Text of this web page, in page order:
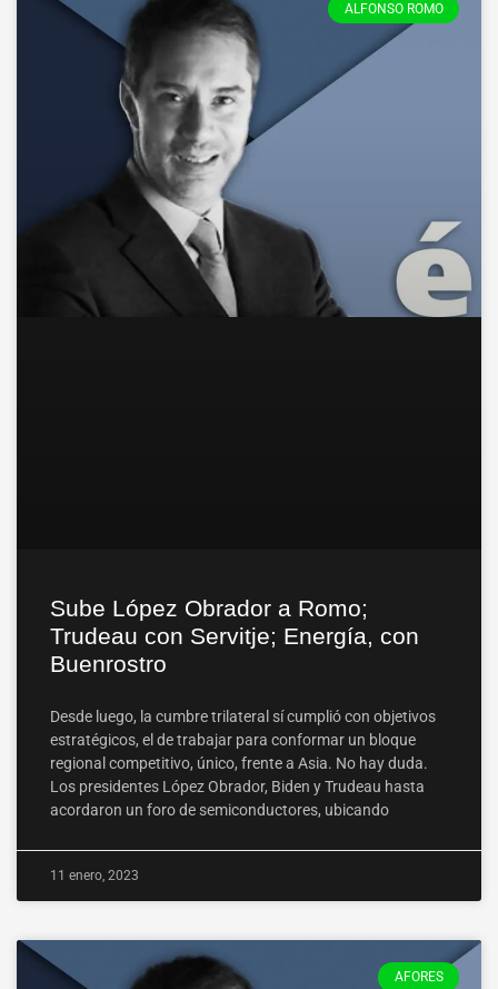
ALFONSO ROMO
Sube López Obrador a Romo;
Trudeau con Servitje; Energía, con
Buenrostro
Desde luego, la cumbre trilateral sí cumplió con objetivos
estratégicos, el de trabajar para conformar un bloque
regional competitivo, único, frente a Asia. No hay duda.
Los presidentes López Obrador, Biden y Trudeau hasta
acordaron un foro de semiconductores, ubicando
11 enero, 2023
AFORES